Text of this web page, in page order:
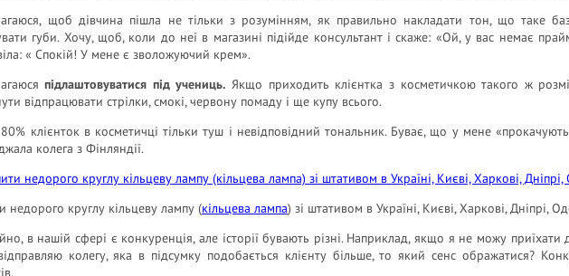
щоб дівчина пішла не тільки з розумінням, як правильно накладати тон, що таке
губи. Хочу, щоб, коли до неї в магазині підійде консультант і скаже: «Ой, у вас немає
« Спокій! У мене є зволожуючий крем».
підлаштовуватися під учениць. Якщо приходить клієнтка з косметичкою такого ж
відпрацювати стрілки, смокі, червону помаду і ще купу всього.
клієнток в косметичці тільки туш і невідповідний тональник. Буває, що у мене
колега з Фінляндії.
недорого круглу кільцеву лампу (кільцева лампа) зі штативом в Україні, Києві, Харкові, Дніпрі,
в нашій сфері є конкуренція, але історії бувають різні. Наприклад, якщо я не можу приїхати
колегу, яка в підсумку подобається клієнту більше, то який сенс ображатися?